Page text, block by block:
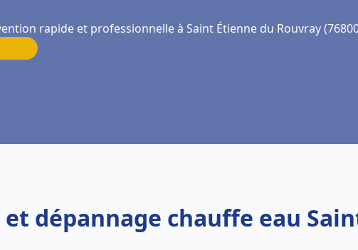
rapide et professionnelle à Saint Étienne du Rouvray
dépannage chauffe eau